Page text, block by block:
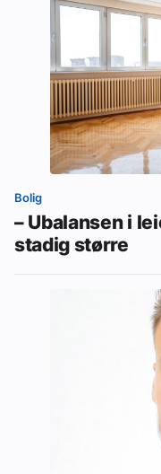
Bolig
– Ubalansen i
stadig større